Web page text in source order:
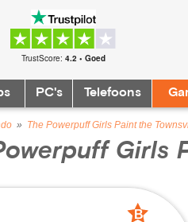
TrustScore: 4.2 • Goed
PC's Telefoons
» The Powerpuff Girls Paint the
Girls
B